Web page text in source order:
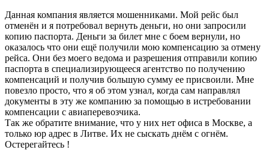
Данная компания является мошенниками. Мой рейс был
отменён и я потребовал вернуть деньги, но они запросили
копию паспорта. Деньги за билет мне с боем вернули, но
оказалось что они ещё получили мою компенсацию за отмену
рейса. Они без моего ведома и разрешения отправили копию
паспорта в специализирующееся агентство по получению
компенсаций и получив большую сумму ее присвоили. Мне
повезло просто, что я об этом узнал, когда сам направлял
документы в эту же компанию за помощью в истребовании
компенсации с авиаперевозчика.
Так же обратите внимание, что у них нет офиса в Москве, а
только юр адрес в Литве. Их не сыскать днём с огнём.
Остерегайтесь !